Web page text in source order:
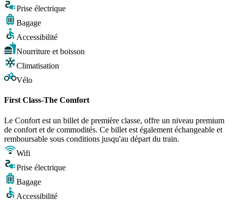
Prise électrique
Bagage
Accessibilité
Nourriture et boisson
Climatisation
Vélo
First Class-The Comfort
Le Confort est un billet de première classe, offre un niveau premium
de confort et de commodités. Ce billet est également échangeable et
remboursable sous conditions jusqu'au départ du train.
Wifi
Prise électrique
Bagage
Accessibilité